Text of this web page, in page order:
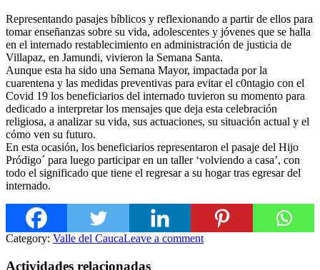
Representando pasajes bíblicos y reflexionando a partir de ellos para
tomar enseñanzas sobre su vida, adolescentes y jóvenes que se halla
en el internado restablecimiento en administración de justicia de
Villapaz, en Jamundi, vivieron la Semana Santa.
Aunque esta ha sido una Semana Mayor, impactada por la
cuarentena y las medidas preventivas para evitar el c0ntagio con el
Covid 19 los beneficiarios del internado tuvieron su momento para
dedicado a interpretar los mensajes que deja esta celebración
religiosa, a analizar su vida, sus actuaciones, su situación actual y el
cómo ven su futuro.
En esta ocasión, los beneficiarios representaron el pasaje del Hijo
Pródigo´ para luego participar en un taller ‘volviendo a casa’, con
todo el significado que tiene el regresar a su hogar tras egresar del
internado.
Category: Valle del CaucaLeave a comment
Actividades relacionadas